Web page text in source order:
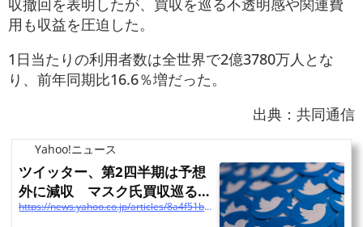
収撤回を表明したが、買収を巡る不透明感や関連費
用も収益を圧迫した。
1日当たりの利用者数は全世界で2億3780万人とな
り、前年同期比16.6％増だった。
出典：共同通信
Yahoo!ニュース
ツイッター、第2四半期は予想
外に減収 マスク氏買収巡る混
乱で（ロイター） - Yah...
https://news.yahoo.co.jp/articles/8a4f51bdac5bced99708fb58b396dba9ffb60fd5